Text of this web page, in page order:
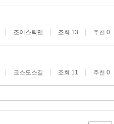
조이스틱맨 조회 13 추천 0
코스모스길 조회 11 추천 0